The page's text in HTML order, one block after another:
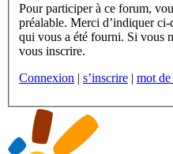
Pour participer à ce forum, vous devez vous enregistrer au
préalable. Merci d’indiquer ci-dessous l’identifiant personnel
qui vous a été fourni. Si vous n’êtes pas enregistré, vous devez
vous inscrire.
Connexion | s’inscrire | mot de